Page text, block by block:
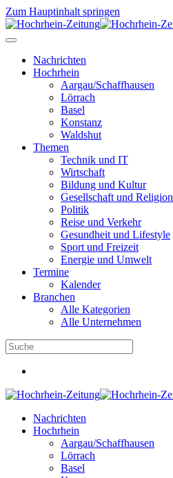
Zum Hauptinhalt springen
Nachrichten
Hochrhein
Aargau/Schaffhausen
Lörrach
Basel
Konstanz
Waldshut
Themen
Technik und IT
Wirtschaft
Bildung und Kultur
Gesellschaft und Religion
Politik
Reise und Verkehr
Gesundheit und Lifestyle
Sport und Freizeit
Energie und Umwelt
Termine
Kalender
Branchen
Alle Kategorien
Alle Unternehmen
Nachrichten
Hochrhein
Aargau/Schaffhausen
Lörrach
Basel